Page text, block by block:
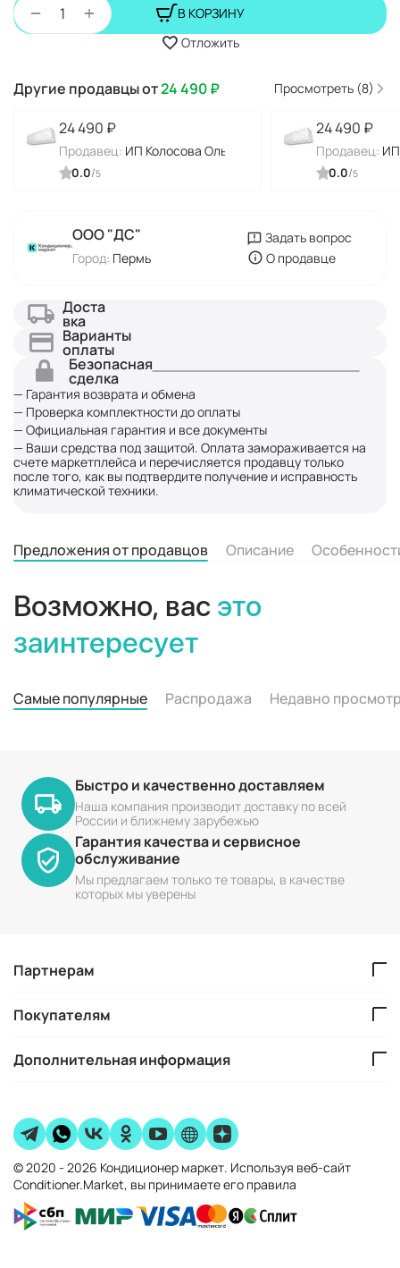
+
−
В КОРЗИНУ
Отложить
Другие продавцы от24 490₽ Просмотреть (8)
24 490 ₽
Продавец: ИП Колосова Ольга Алексеевна
0.0/5
24 490 ₽
Продавец:
0.0/5
ООО "ДC"
Город: Пермь
Задать вопрос
О продавце
Доста
вка
Варианты
оплаты
Безопасная
сделка
— Гарантия возврата и обмена
— Проверка комплектности до оплаты
— Официальная гарантия и все документы
— Ваши средства под защитой. Оплата замораживается на
счете маркетплейса и перечисляется продавцу только
после того, как вы подтвердите получение и исправность
климатической техники.
Предложения от продавцов Описание
Возможно, вас это
заинтересует
Самые популярные Распродажа Недавно
Быстро и качественно доставляем
Наша компания производит доставку по всей
России и ближнему зарубежью
Гарантия качества и сервисное
обслуживание
Мы предлагаем только те товары, в качестве
которых мы уверены
Партнерам
Покупателям
Дополнительная информация
© 2020 - 2026 Кондиционер маркет. Используя веб-сайт
Conditioner.Market, вы принимаете его правила